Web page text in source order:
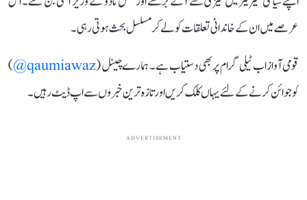
عرصے میں ان کے خاندانی تعلقات کو لے کر مسلسل بحث ہوتی رہی۔
قومی آواز اب ٹیلی گرام پر بھی دستیاب ہے۔ ہمارے چینل (qaumiawaz@
)
کو جوائن کرنے کے لئے یہاں کلک کریں اور تازہ ترین خبروں سے اپ ڈیٹ رہیں۔
ADVERTISEMENT